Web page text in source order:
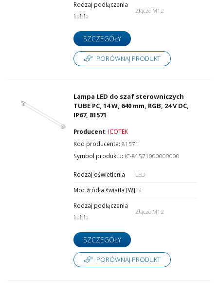
Rodzaj podłączenia
kabla
Złącze M12
SZCZEGÓŁY
PORÓWNAJ PRODUKT
Lampa LED do szaf sterowniczych
TUBE PC, 14 W, 640 mm, RGB, 24 V DC,
IP67, 81571
Producent: ICOTEK
Kod producenta:81571
Symbol produktu: IC-81571000000000
Rodzaj oświetlenia
LED
Moc źródła światła [W]14
Rodzaj podłączenia
kabla
Złącze M12
SZCZEGÓŁY
PORÓWNAJ PRODUKT